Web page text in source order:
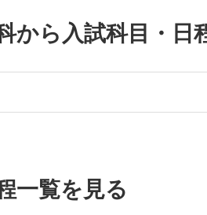
から入試科目・日
一覧を見る